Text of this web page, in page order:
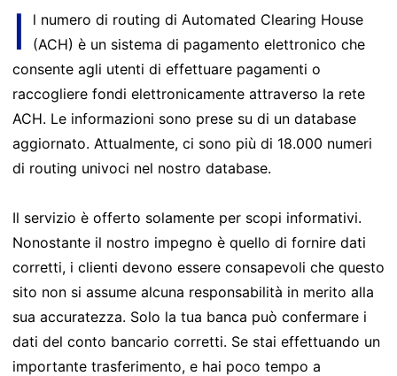
I
l numero di routing di Automated Clearing House
(ACH) è un sistema di pagamento elettronico che
consente agli utenti di effettuare pagamenti o
raccogliere fondi elettronicamente attraverso la rete
ACH. Le informazioni sono prese su di un database
aggiornato. Attualmente, ci sono più di 18.000 numeri
di routing univoci nel nostro database.
Il servizio è offerto solamente per scopi informativi.
Nonostante il nostro impegno è quello di fornire dati
corretti, i clienti devono essere consapevoli che questo
sito non si assume alcuna responsabilità in merito alla
sua accuratezza. Solo la tua banca può confermare i
dati del conto bancario corretti. Se stai effettuando un
importante trasferimento, e hai poco tempo a